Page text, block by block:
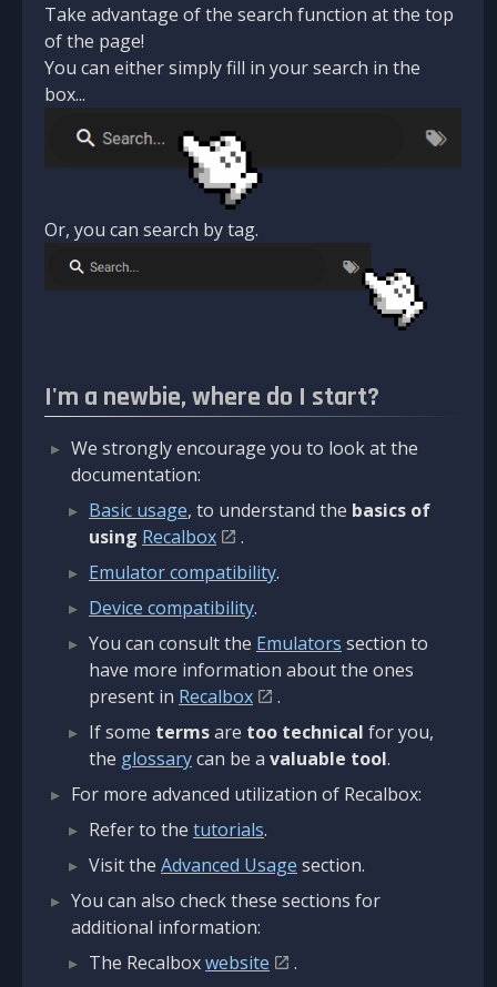
Take advantage of the search function at the top
of the page!
You can either simply fill in your search in the
box...
Or, you can search by tag.
I'm a newbie, where do I start?
We strongly encourage you to look at the
documentation:
Basic usage, to understand the basics of
using Recalbox
.
Emulator compatibility.
Device compatibility.
You can consult the Emulators section to
have more information about the ones
present in Recalbox
.
If some termsare too technical for you,
the glossarycan be a valuable tool.
For more advanced utilization of Recalbox:
Refer to the tutorials.
Visit the Advanced Usage section.
You can also check these sections for
additional information:
The Recalboxwebsite
.